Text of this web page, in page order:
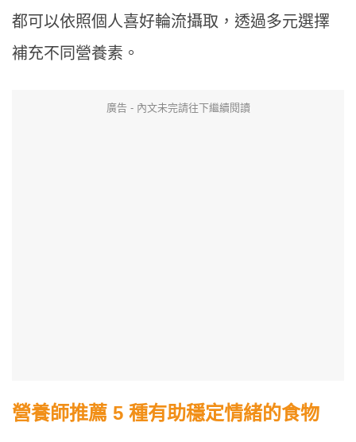
都可以依照個人喜好輪流攝取，透過多元選擇
補充不同營養素。
廣告 - 內文未完請往下繼續閱讀
營養師推薦 5 種有助穩定情緒的食物